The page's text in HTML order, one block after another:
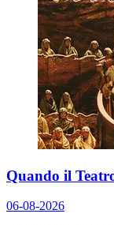
Quando il
06-08-2026